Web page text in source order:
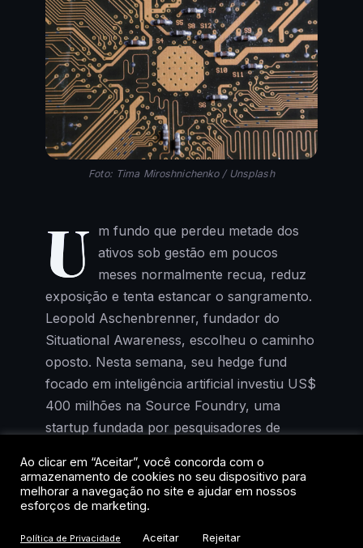
Foto: Tima Miroshnichenko / Unsplash
U m fundo que perdeu metade dos
ativos sob gestão em poucos
meses normalmente recua, reduz
exposição e tenta estancar o sangramento.
Leopold Aschenbrenner, fundador do
Situational Awareness, escolheu o caminho
oposto. Nesta semana, seu hedge fund
focado em inteligência artificial investiu US$
400 milhões na Source Foundry, uma
startup fundada por pesquisadores de
de chips mais rápida e barata.
Com esse novo aporte, o investimento total
do fundo na Source Foundry chega a US$
Ao clicar em “Aceitar”, você concorda com o
armazenamento de cookies no seu dispositivo para
melhorar a navegação no site e ajudar em nossos
esforços de marketing.
Política de Privacidade Aceitar Rejeitar